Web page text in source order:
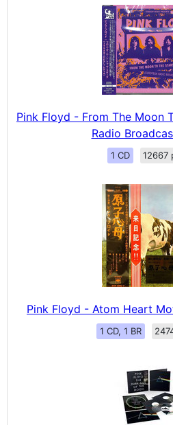
Pink Floyd - From The Moon
Radio
1 CD 12667
Pink Floyd - Atom Heart
1 CD, 1 BR